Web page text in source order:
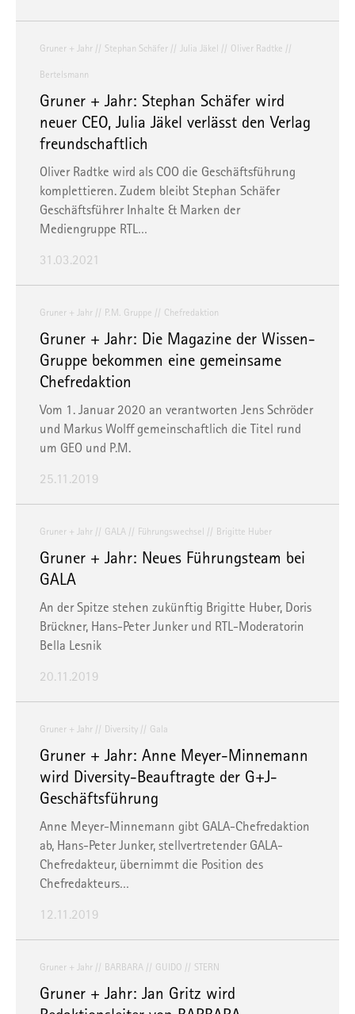
Gruner + Jahr Stephan Schäfer Julia Jäkel Oliver Radtke
Bertelsmann
Gruner + Jahr: Stephan Schäfer wird
neuer CEO, Julia Jäkel verlässt den Verlag
freundschaftlich
Oliver Radtke wird als COO die Geschäftsführung
komplettieren. Zudem bleibt Stephan Schäfer
Geschäftsführer Inhalte & Marken der
Mediengruppe RTL…
31.03.2021
Gruner + Jahr P.M. Gruppe Chefredaktion
Gruner + Jahr: Die Magazine der Wissen-
Gruppe bekommen eine gemeinsame
Chefredaktion
Vom 1. Januar 2020 an verantworten Jens Schröder
und Markus Wolff gemeinschaftlich die Titel rund
um GEO und P.M.
25.11.2019
Gruner + Jahr GALA Führungswechsel Brigitte Huber
Gruner + Jahr: Neues Führungsteam bei
GALA
An der Spitze stehen zukünftig Brigitte Huber, Doris
Brückner, Hans-Peter Junker und RTL-Moderatorin
Bella Lesnik
20.11.2019
Gruner + Jahr Diversity Gala
Gruner + Jahr: Anne Meyer-Minnemann
wird Diversity-Beauftragte der G+J-
Geschäftsführung
Anne Meyer-Minnemann gibt GALA-Chefredaktion
ab, Hans-Peter Junker, stellvertretender GALA-
Chefredakteur, übernimmt die Position des
Chefredakteurs…
12.11.2019
Gruner + Jahr BARBARA GUIDO STERN
Gruner + Jahr: Jan Gritz wird